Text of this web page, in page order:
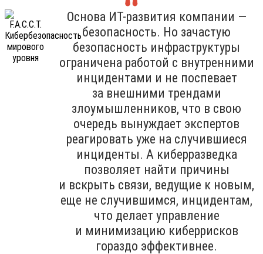
Основа ИТ-развития компании —
безопасность. Но зачастую
безопасность инфраструктуры
ограничена работой с внутренними
инцидентами и не поспевает
за внешними трендами
злоумышленников, что в свою
очередь вынуждает экспертов
реагировать уже на случившиеся
инциденты. А киберразведка
позволяет найти причины
и вскрыть связи, ведущие к новым,
еще не случившимся, инцидентам,
что делает управление
и минимизацию киберрисков
гораздо эффективнее.